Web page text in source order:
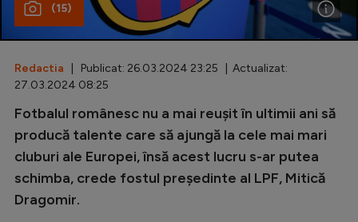
Diverse
Inedit
Clasamente
Champions League
Europa League
(15)
Redactia | Publicat: 26.03.2024 23:25 | Actualizat:
27.03.2024 08:25
Fotbalul românesc nu a mai reușit în ultimii ani să
producă talente care să ajungă la cele mai mari
cluburi ale Europei, însă acest lucru s-ar putea
schimba, crede fostul președinte al LPF, Mitică
Dragomir.